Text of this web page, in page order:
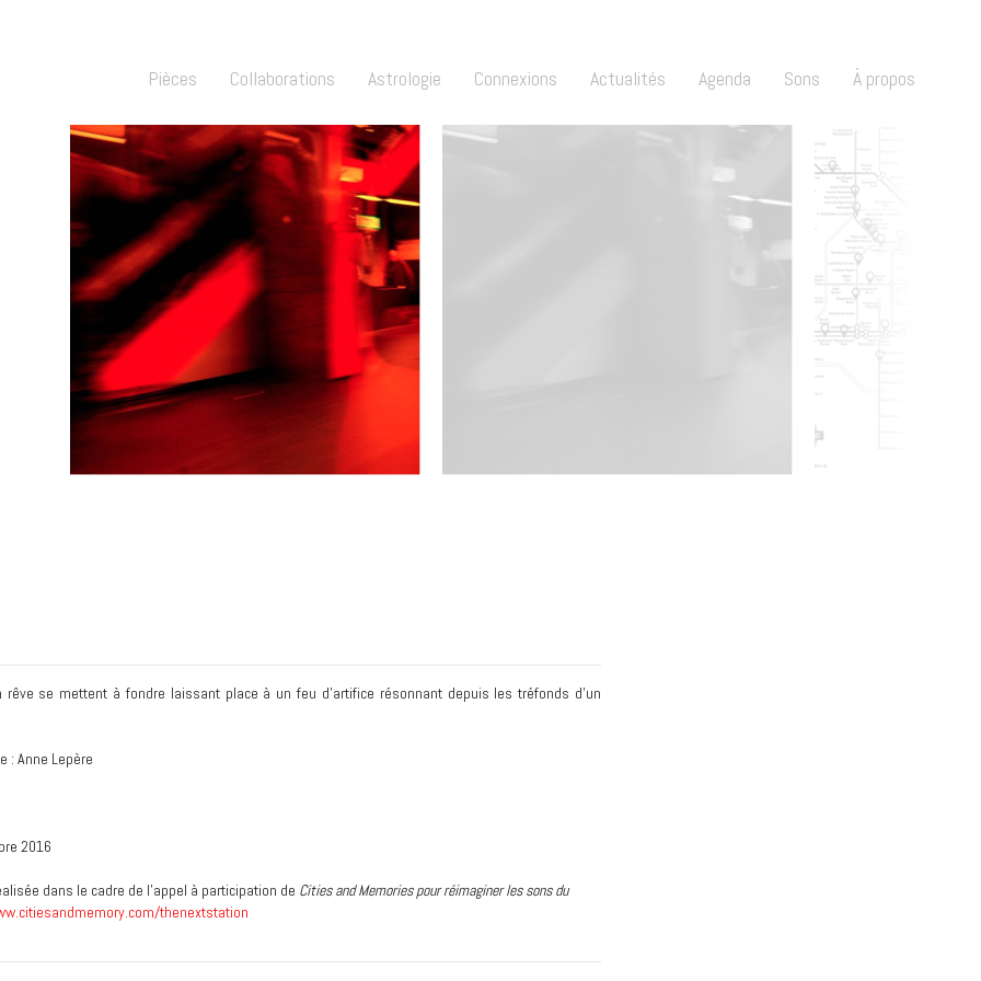
Pièces Collaborations Astrologie Connexions Actualités Agenda Sons À propos
rêve se mettent à fondre laissant place à un feu d'artifice résonnant depuis les tréfonds d'un
: Anne Lepère
2016
dans le cadre de l'appel à participation de Cities and Memories pour réimaginer les sons du
thenextstation